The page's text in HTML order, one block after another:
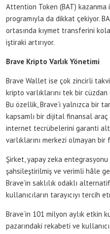
Attention Token (BAT) kazanma
programıyla da dikkat çekiyor.
ortasında kıymet transferini
iştiraki artırıyor.
Brave Kripto Varlık Yönetimi
Brave Wallet ise çok zincirli
kripto varlıklarını tek bir
Bu özellik, Brave’i yalnızca bir
kapsamlı bir dijital finansal araç
internet tecrübelerini garanti
varlıklarını merkezi olmayan
Şirket, yapay zeka
şahsileştirilmiş ve verimli hâle
Brave’in saklılık odaklı
kullanıcıların tarayıcıyı tercih
Brave’in 101 milyon aylık etkin
pazarındaki rekabeti ve